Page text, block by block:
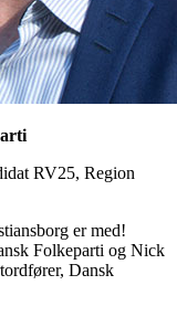
RV25, Region
er med!
Folkeparti og Nick
Dansk